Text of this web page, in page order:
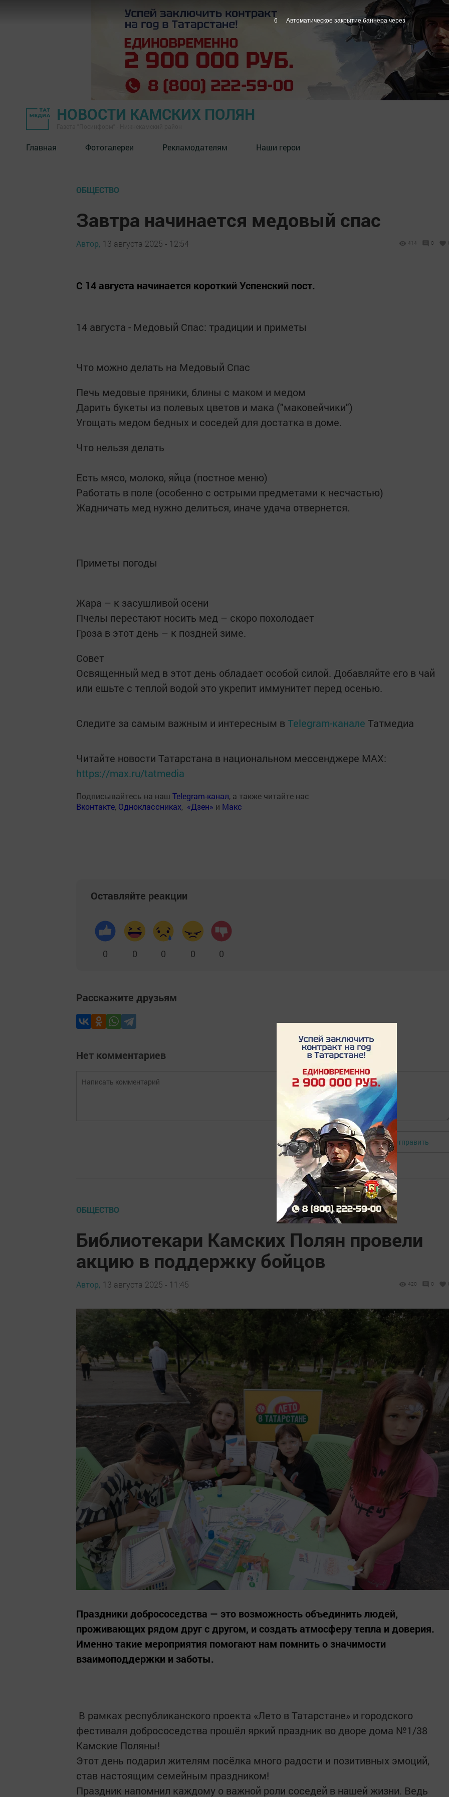
НОВОСТИ КАМСКИХ ПОЛЯН
Главная Фотогалереи Рекламодателям Наши герои
ОБЩЕСТВО
Завтра начинается медовый спас
Автор, 13 августа 2025 - 12:54 414 0
С 14 августа начинается короткий Успенский пост.
14 августа - Медовый Спас: традиции и приметы
Что можно делать на Медовый Спас
Печь медовые пряники, блины с маком и медом
Дарить букеты из полевых цветов и мака ("маковейчики")
Угощать медом бедных и соседей для достатка в доме.
Что нельзя делать
Есть мясо, молоко, яйца (постное меню)
Работать в поле (особенно с острыми предметами к несчастью)
Жадничать мед нужно делиться, иначе удача отвернется.
Приметы погоды
Жара – к засушливой осени
Пчелы перестают носить мед – скоро похолодает
Гроза в этот день – к поздней зиме.
Совет
Освященный мед в этот день обладает особой силой. Добавляйте его в чай
или ешьте с теплой водой это укрепит иммунитет перед осенью.
Следите за самым важным и интересным в Telegram-канале Татмедиа
Читайте новости Татарстана в национальном мессенджере MАХ:
https://max.ru/tatmedia
Подписывайтесь на наш Telegram-канал, а также читайте нас
Вконтакте, Одноклассниках, «Дзен» и Макс
Оставляйте реакции
0 0 0 0 0
Расскажите друзьям
Нет комментариев
Авторизоваться Отправить
ОБЩЕСТВО
Библиотекари Камских Полян провели
акцию в поддержку бойцов
Автор, 13 августа 2025 - 11:45 420 0
Праздники добрососедства — это возможность объединить людей,
проживающих рядом друг с другом, и создать атмосферу тепла и доверия.
Именно такие мероприятия помогают нам помнить о значимости
взаимоподдержки и заботы.
️ В рамках республиканского проекта «Лето в Татарстане» и городского
фестиваля добрососедства прошёл яркий праздник во дворе дома №1/38
Камские Поляны! ️
Этот день подарил жителям посёлка много радости и позитивных эмоций,
став настоящим семейным праздником!
Праздник напомнил каждому о важной роли соседей в нашей жизни. Ведь
5 Автоматическое закрытие баннера через